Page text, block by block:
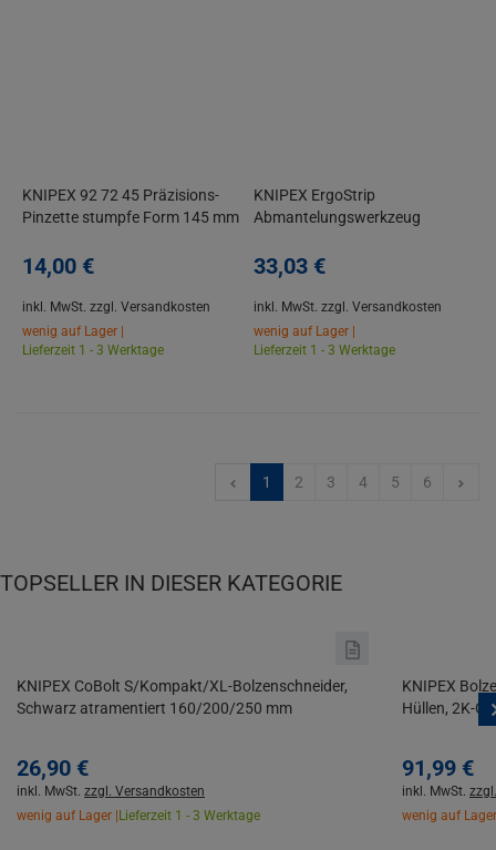
KNIPEX 92 72 45 Präzisions-
Pinzette stumpfe Form 145 mm
14,00 €
inkl. MwSt. zzgl. Versandkosten
wenig auf Lager |
Lieferzeit 1 - 3 Werktage
KNIPEX ErgoStrip
Abmantelungswerkzeug
33,03 €
inkl. MwSt. zzgl. Versandkosten
wenig auf Lager |
Lieferzeit 1 - 3 Werktage
1 2 3 4 5 6
TOPSELLER IN DIESER KATEGORIE
KNIPEX CoBolt S/Kompakt/XL-Bolzenschneider,
Schwarz atramentiert 160/200/250 mm
26,90 €
inkl. MwSt. zzgl. Versandkosten
wenig auf Lager | Lieferzeit 1 - 3 Werktage
KNIPEX
Hüllen, 2K-
91,99 €
inkl. MwSt.
wenig auf